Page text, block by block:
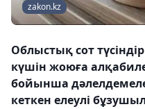
zakon.kz
Облыстық сот
күшін жоюға
бойынша
кеткен елеулі